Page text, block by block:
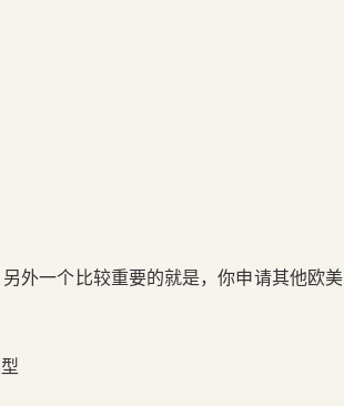
外一个比较重要的就是，你申请其他欧美